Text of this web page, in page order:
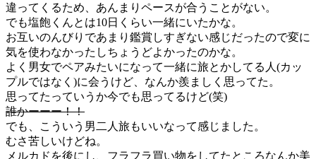
違ってくるため、あんまりペースが合うことがない。
でも塩飽くんとは10日くらい一緒にいたかな。
お互いのんびりであまり鑑賞しすぎない感じだったので変に
気を使わなかったしちょうどよかったのかな。
よく男女でペアみたいになって一緒に旅とかしてる人(カッ
プルではなく)に会うけど、なんか羨ましく思ってた。
思ってたっていうか今でも思ってるけど(笑)
誰かーーー！！
でも、こういう男二人旅もいいなって感じました。
むさ苦しいけどね。
メルカドを後にし、フラフラ買い物をしてたところなんか美